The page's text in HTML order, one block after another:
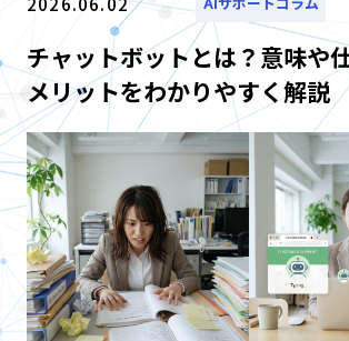
チャットボットとは？意味や
メリットをわかりやすく解説